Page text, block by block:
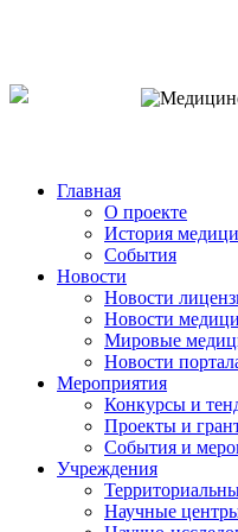
Главная
О проекте
История
События
Новости
Новости
Новости
Мировые
Новости
Мероприятия
Конкурсы и
Проекты и
События и
Учреждения
Научные